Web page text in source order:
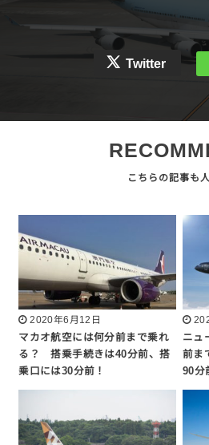
Twitter
2020年6月12日
マカオ航空には何分前まで乗れ
る？ 搭乗手続きは40分前、搭
乗口には30分前！
ニュ
前ま
90分